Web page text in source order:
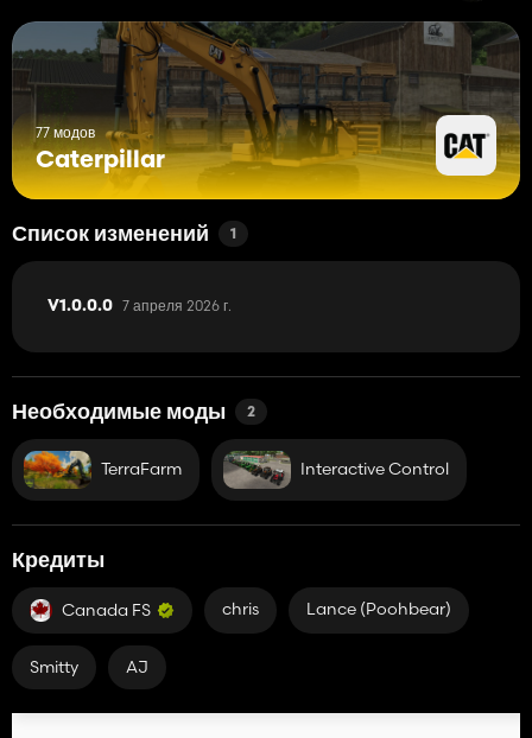
77 модов
Caterpillar
Список изменений 1
V1.0.0.0 7 апреля 2026 г.
Необходимые моды 2
TerraFarm Interactive Control
Кредиты
Canada FS chris Lance (Poohbear)
Smitty AJ